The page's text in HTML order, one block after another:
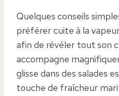
Quelques conseils
préférer cuite à la
afin de révéler tout son
accompagne
glisse dans des salades
touche de fraîcheur